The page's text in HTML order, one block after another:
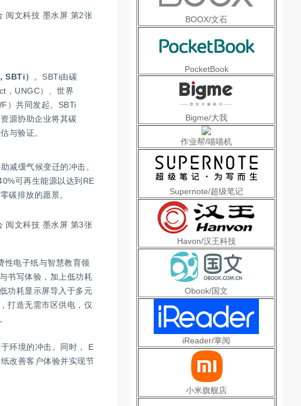
）
。SBTi由碳
，UNGC）、世界
）共同发起。SBTi
源协助企业将其碳
与验证。
减缓气候变迁的冲击。
可再生能源以达到RE
碳排放的愿景。
性电子纸与智慧教育领
书写体验，加上低功耗
功耗显示屏导入于多元
打造无需市区供电，仅
环境的冲击。同时， E
改善客户体验并实现节
BOOX/文石
PocketBook
Bigme/大我
作业帮/喵喵机
Supernote/超级笔记
Havon/汉王科技
Obook/国文
iReader/掌阅
小米旗舰店